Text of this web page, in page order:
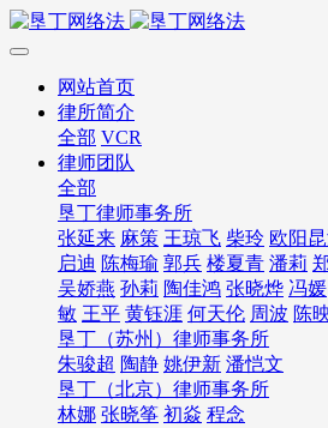
网站首页
律所简介
全部 VCR
律师团队
全部
垦丁律师事务所
张延来 麻策 王琼飞 柴玲 欧阳
启迪 陈梅瑜 郭兵 楼夏青 潘莉
吴娇燕 孙莉 陶佳鸿 张晓烨 冯媛
敏 王平 黄钰涯 何天伦 周波 陈
垦丁（苏州）律师事务所
朱骏超 陶静 姚伊新 潘恺文
垦丁（北京）律师事务所
林娜 张晓筝 初焱 程念